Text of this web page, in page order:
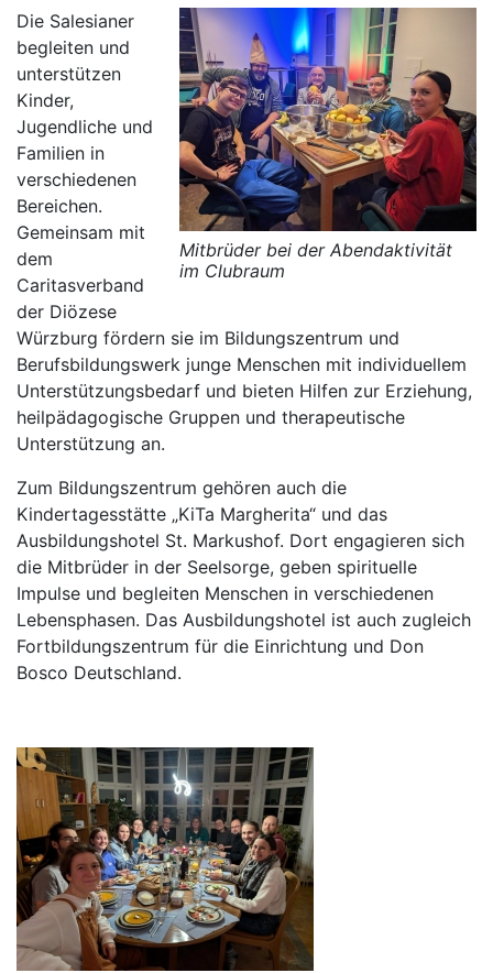
Mitbrüder bei der Abendaktivität
im Clubraum
Die Salesianer
begleiten und
unterstützen
Kinder,
Jugendliche und
Familien in
verschiedenen
Bereichen.
Gemeinsam mit
dem
Caritasverband
der Diözese
Würzburg fördern sie im Bildungszentrum und
Berufsbildungswerk junge Menschen mit individuellem
Unterstützungsbedarf und bieten Hilfen zur Erziehung,
heilpädagogische Gruppen und therapeutische
Unterstützung an.
Zum Bildungszentrum gehören auch die
Kindertagesstätte „KiTa Margherita“ und das
Ausbildungshotel St. Markushof. Dort engagieren sich
die Mitbrüder in der Seelsorge, geben spirituelle
Impulse und begleiten Menschen in verschiedenen
Lebensphasen. Das Ausbildungshotel ist auch zugleich
Fortbildungszentrum für die Einrichtung und Don
Bosco Deutschland.